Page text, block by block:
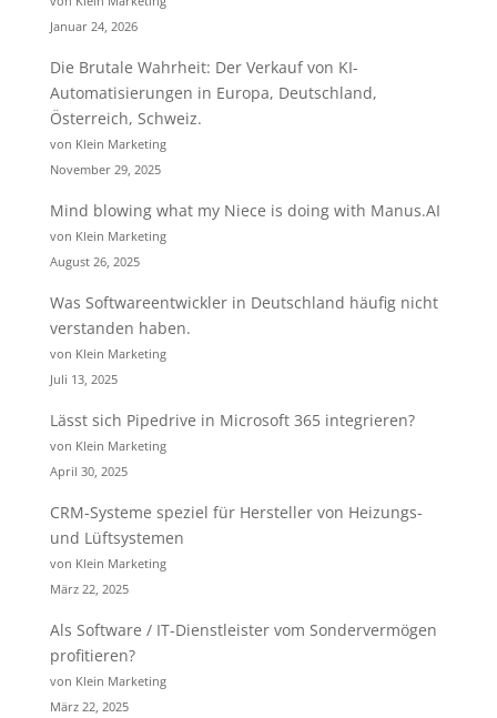
Januar 24, 2026
Die Brutale Wahrheit: Der Verkauf von KI-
Automatisierungen in Europa, Deutschland,
Österreich, Schweiz.
von Klein Marketing
November 29, 2025
Mind blowing what my Niece is doing with Manus.AI
von Klein Marketing
August 26, 2025
Was Softwareentwickler in Deutschland häufig nicht
verstanden haben.
von Klein Marketing
Juli 13, 2025
Lässt sich Pipedrive in Microsoft 365 integrieren?
von Klein Marketing
April 30, 2025
CRM-Systeme speziel für Hersteller von Heizungs-
und Lüftsystemen
von Klein Marketing
März 22, 2025
Als Software / IT-Dienstleister vom Sondervermögen
profitieren?
von Klein Marketing
März 22, 2025